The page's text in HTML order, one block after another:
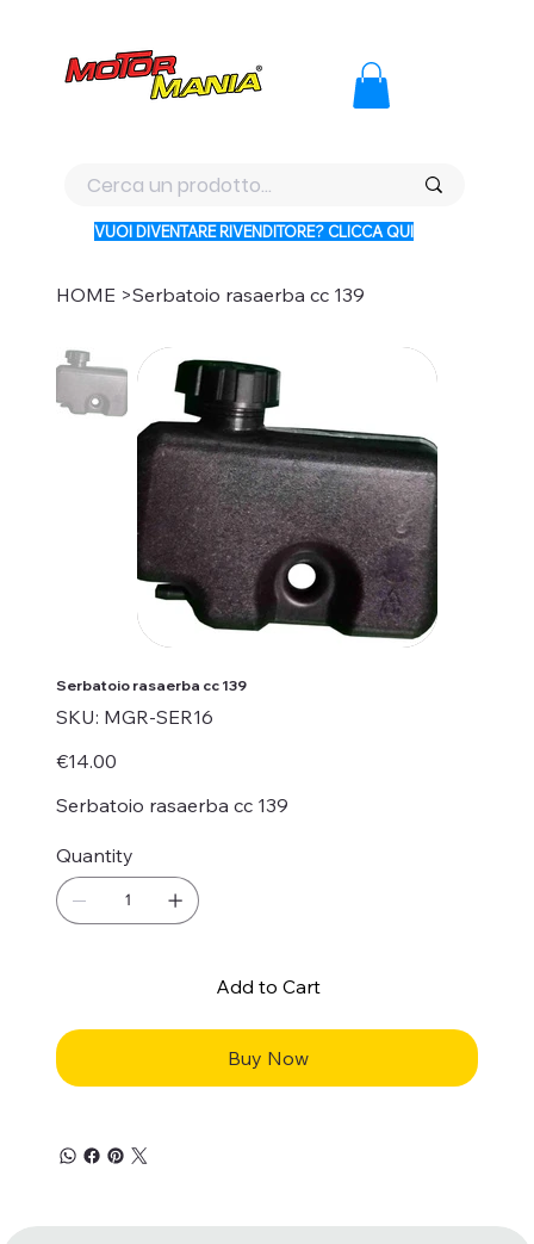
VUOI DIVENTARE RIVENDITORE? CLICCA QUI
HOME >Serbatoio rasaerba cc 139
Serbatoio rasaerba cc 139
SKU: SKU
MGR-
MGR-SER16
Price
€14.00
Serbatoio rasaerba cc 139
Quantity
Add to Cart
Buy Now